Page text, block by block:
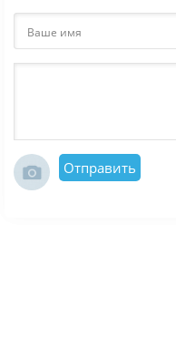
Отправить